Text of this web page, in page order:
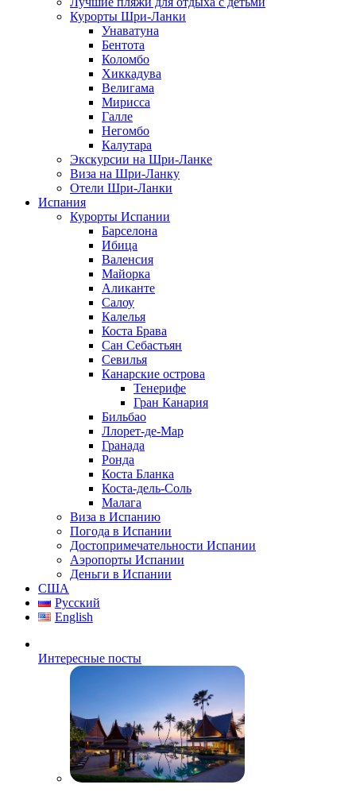
Курорты Шри-Ланки
Унаватуна
Бентота
Коломбо
Хиккадува
Велигама
Мирисса
Галле
Негомбо
Калутара
Экскурсии на Шри-Ланке
Виза на Шри-Ланку
Отели Шри-Ланки
Испания
Курорты Испании
Барселона
Ибица
Валенсия
Майорка
Аликанте
Салоу
Калелья
Коста Брава
Сан Себастьян
Севилья
Канарские острова
Тенерифе
Гран Канария
Бильбао
Ллорет-де-Мар
Гранада
Ронда
Коста Бланка
Коста-дель-Соль
Малага
Виза в Испанию
Погода в Испании
Достопримечательности Испании
Аэропорты Испании
Деньги в Испании
США
Русский
English
Интересные посты